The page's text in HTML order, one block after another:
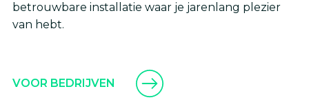
betrouwbare installatie waar je jarenlang plezier
van hebt.
VOOR BEDRIJVEN